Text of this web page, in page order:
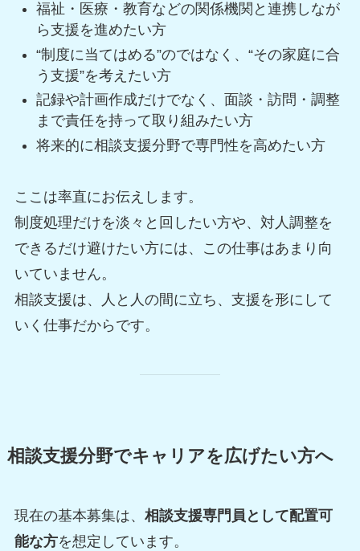
福祉・医療・教育などの関係機関と連携しなが
ら支援を進めたい方
“制度に当てはめる”のではなく、“その家庭に合
う支援”を考えたい方
記録や計画作成だけでなく、面談・訪問・調整
まで責任を持って取り組みたい方
将来的に相談支援分野で専門性を高めたい方
ここは率直にお伝えします。
制度処理だけを淡々と回したい方や、対人調整を
できるだけ避けたい方には、この仕事はあまり向
いていません。
相談支援は、人と人の間に立ち、支援を形にして
いく仕事だからです。
相談支援分野でキャリアを広げたい方へ
現在の基本募集は、 相談支援専門員として配置可
能な方を想定しています。